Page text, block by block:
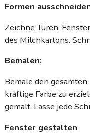
Formen
Zeichne Türen,
des Milchkartons.
Bemalen:
Bemale den
kräftige Farbe zu
gemalt. Lasse jede
Fenster gestalten: